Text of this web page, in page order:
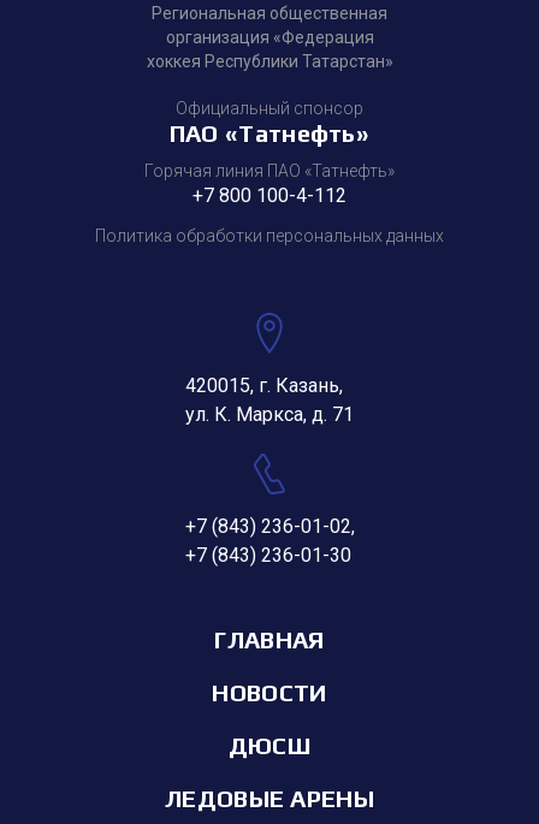
Региональная общественная
организация «Федерация
хоккея Республики Татарстан»
Официальный спонсор
ПАО «Татнефть»
Горячая линия ПАО «Татнефть»
+7 800 100-4-112
Политика обработки персональных данных
420015, г. Казань,
ул. К. Маркса, д. 71
+7 (843) 236-01-02,
+7 (843) 236-01-30
ГЛАВНАЯ
НОВОСТИ
ДЮСШ
ЛЕДОВЫЕ АРЕНЫ